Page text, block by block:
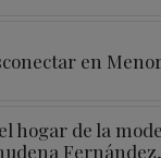
en
hogar de la